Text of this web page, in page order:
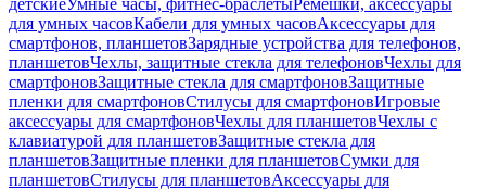
детскиеУмные часы, фитнес-браслетыРемешки, аксессуары
для умных часовКабели для умных часовАксессуары для
смартфонов, планшетовЗарядные устройства для телефонов,
планшетовЧехлы, защитные стекла для телефоновЧехлы для
смартфоновЗащитные стекла для смартфоновЗащитные
пленки для смартфоновСтилусы для смартфоновИгровые
аксессуары для смартфоновЧехлы для планшетовЧехлы с
клавиатурой для планшетовЗащитные стекла для
планшетовЗащитные пленки для планшетовСумки для
планшетовСтилусы для планшетовАксессуары для